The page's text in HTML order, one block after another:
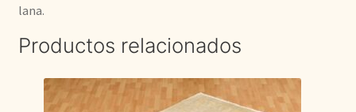
lana.
Productos relacionados